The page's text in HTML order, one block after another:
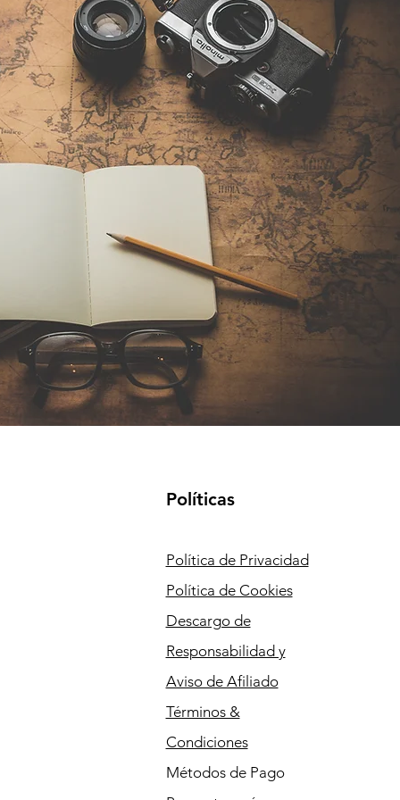
Políticas
Política de Privacidad
Política de Cookies
Descargo de
Responsabilidad y
Aviso de Afiliado
Términos &
Condiciones
Métodos de Pago